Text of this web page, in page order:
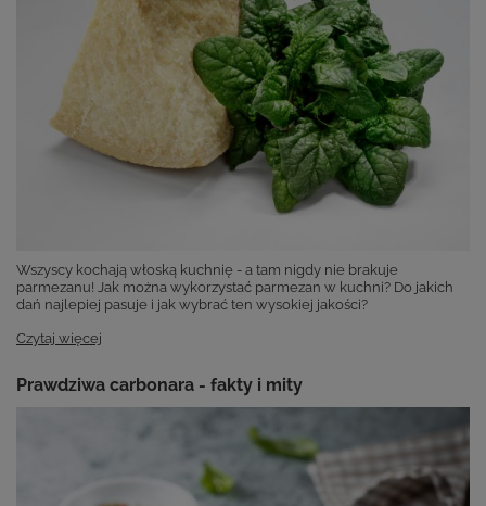
Wszyscy kochają włoską kuchnię - a tam nigdy nie brakuje
parmezanu! Jak można wykorzystać parmezan w kuchni? Do jakich
dań najlepiej pasuje i jak wybrać ten wysokiej jakości?
Czytaj więcej
Prawdziwa carbonara - fakty i mity